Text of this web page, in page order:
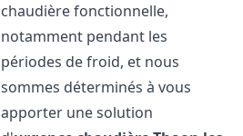
chaudière fonctionnelle,
notamment pendant les
périodes de froid, et nous
sommes déterminés à vous
apporter une solution